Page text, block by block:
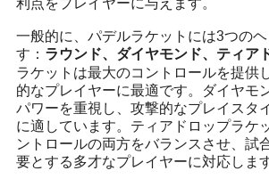
一般的に、パデルラケットには3つの
す： ラウンド、ダイヤモンド、ティア
ラケットは最大のコントロールを提供
的なプレイヤーに最適です。ダイヤモ
パワーを重視し、攻撃的なプレイスタ
に適しています。ティアドロップラケ
ントロールの両方をバランスさせ、試
要とする多才なプレイヤーに対応します